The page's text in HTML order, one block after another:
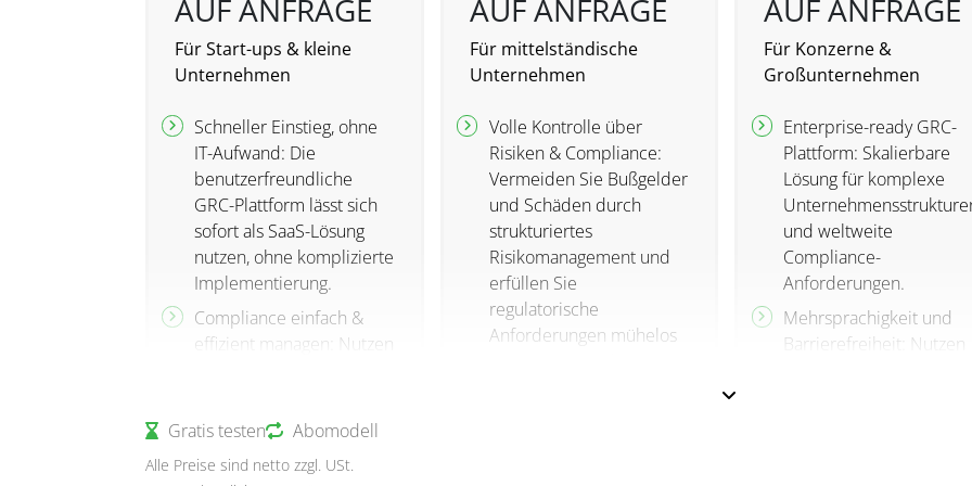
AUF ANFRAGE
Für Start-ups & kleine
Unternehmen
Schneller Einstieg, ohne
IT-Aufwand: Die
benutzerfreundliche
GRC-Plattform lässt sich
sofort als SaaS-Lösung
nutzen, ohne komplizierte
Implementierung.
Compliance einfach &
effizient managen: Nutzen
sich inhaltlich auf
gesetzliche Vorgaben im
AUF ANFRAGE
Für mittelständische
Unternehmen
Volle Kontrolle über
Risiken & Compliance:
Vermeiden Sie Bußgelder
und Schäden durch
strukturiertes
Risikomanagement und
erfüllen Sie
regulatorische
Anforderungen mühelos
AUF ANFRAGE
Für Konzerne &
Großunternehmen
Enterprise-ready GRC-
Plattform: Skalierbare
Lösung für komplexe
und weltweite
Compliance-
Anforderungen.
Mehrsprachigkeit und
Barrierefreiheit: Nutzen
Gratis testen Abomodell
Alle Preise sind netto zzgl. USt.